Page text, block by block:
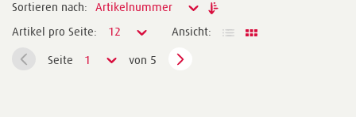
Sortieren nach:
Artikelnummer
Artikel pro Seite:
12 Ansicht:
Seite 1 von 5